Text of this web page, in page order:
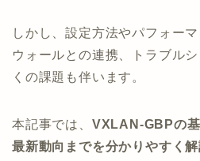
しかし、設定方法やパフォー
ウォールとの連携、トラブル
くの課題も伴います。
本記事では、 VXLAN-GBPの基
最新動向までを分かりやすく